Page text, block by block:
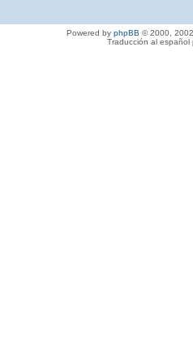
Powered by phpBB © 2000,
Traducción al español